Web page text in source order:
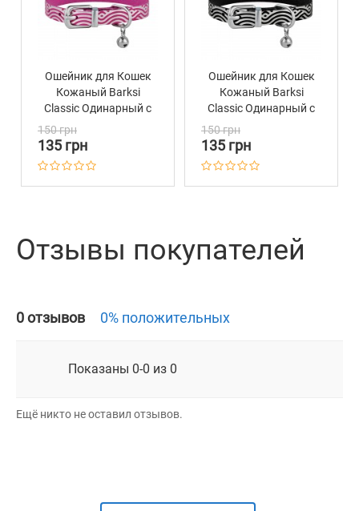
Ошейник для Кошек
Кожаный Barksi
Classic Одинарный с
Тиснением Волна
Розовый
150 грн
135 грн
Ошейник для Кошек
Кожаный Barksi
Classic Одинарный с
Тиснением Волна
150 грн
135 грн
Отзывы покупателей
0 отзывов 0% положительных
Показаны 0-0 из 0
Ещё никто не оставил отзывов.